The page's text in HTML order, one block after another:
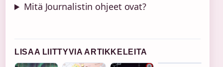
Mitä Journalistin ohjeet ovat?
LISAA LIITTYVIA ARTIKKELEITA